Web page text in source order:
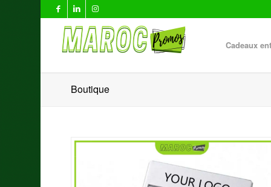
Cadeaux
Boutique